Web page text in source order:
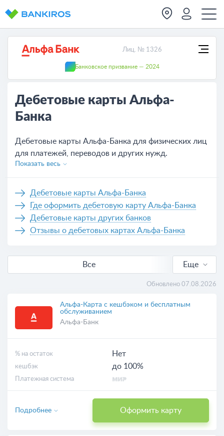
Лиц. № 1326
Банковское призвание — 2024
Дебетовые карты Альфа-
Банка
Дебетовые карты Альфа-Банка для физических лиц
для платежей, переводов и других нужд.
Актуальные условия обслуживания всех карт,
банковской карты Альфа-Банка не выходя из дома,
нужно только оставить заявку на сайте или же
обратиться в отделение банка.
Показать весь
Дебетовые карты Альфа-Банка
Где оформить дебетовую карту Альфа-Банка
Дебетовые карты других банков
Отзывы о дебетовых картах Альфа-Банка
Все
Выгодные
Еще
Обновлено 07.08.2026
Альфа-Карта с кешбэком и бесплатным
обслуживанием
Альфа-Банк
% на остаток Нет
кешбэк до 100%
Платежная система
Оформить карту
Подробнее